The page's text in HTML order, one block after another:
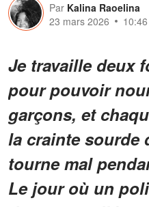
Par Kalina Raoelina
23 mars 2026
10:46
Je travaille deux
pour pouvoir
garçons, et
la crainte sourde
tourne mal
Le jour où un